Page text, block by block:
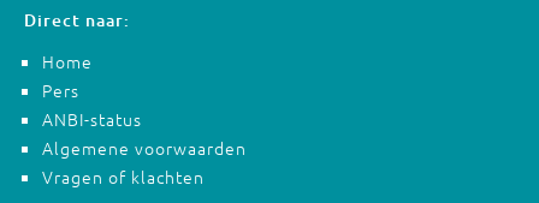
Direct naar:
Home
Pers
ANBI-status
Algemene voorwaarden
Vragen of klachten